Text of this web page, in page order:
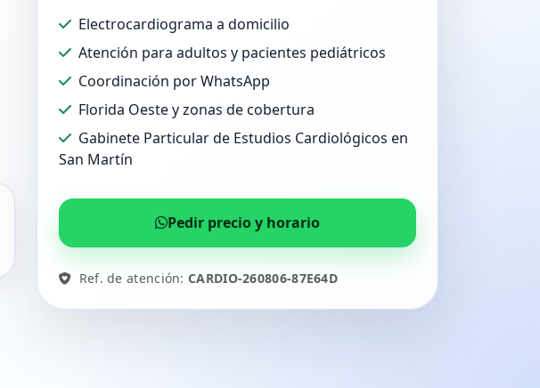
Electrocardiograma a domicilio
Atención para adultos y pacientes pediátricos
Coordinación por WhatsApp
Florida Oeste y zonas de cobertura
Gabinete Particular de Estudios Cardiológicos en
San Martín
Pedir precio y horario
Ref. de atención:CARDIO-260806-87E64D